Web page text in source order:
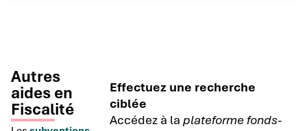
Autres
aides en
Fiscalité
Effectuez une recherche
ciblée
Accédez à laplateforme fonds-